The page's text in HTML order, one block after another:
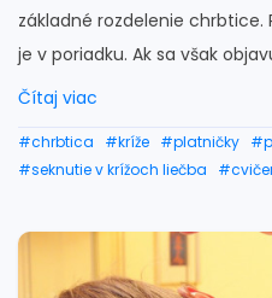
základné rozdelenie
je v poriadku. Ak sa však
Čítaj viac
#chrbtica #kríže #platničky
#seknutie v krížoch liečba
#bolesti chrbtice v krížovej oblasti
#hrudná chrbtica #praskanie